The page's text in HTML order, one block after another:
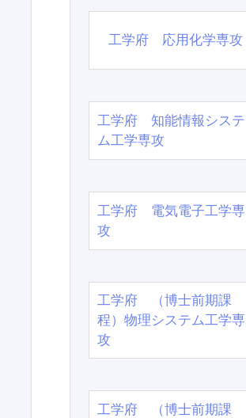
工学府 応用化学専攻
工学府 知能情報システ
ム工学専攻
工学府 電気電子工学専
攻
工学府 （博士前期課
程）物理システム工学専
攻
工学府 （博士前期課